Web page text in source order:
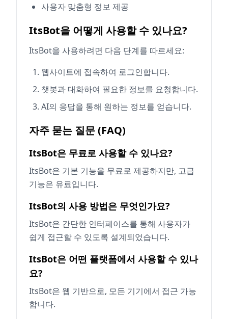
사용자 맞춤형 정보 제공
ItsBot을 어떻게 사용할 수 있나요?
ItsBot을 사용하려면 다음 단계를 따르세요:
웹사이트에 접속하여 로그인합니다.
챗봇과 대화하여 필요한 정보를 요청합니다.
AI의 응답을 통해 원하는 정보를 얻습니다.
자주 묻는 질문 (FAQ)
ItsBot은 무료로 사용할 수 있나요?
ItsBot은 기본 기능을 무료로 제공하지만, 고급
기능은 유료입니다.
ItsBot의 사용 방법은 무엇인가요?
ItsBot은 간단한 인터페이스를 통해 사용자가
쉽게 접근할 수 있도록 설계되었습니다.
ItsBot은 어떤 플랫폼에서 사용할 수 있나
요?
ItsBot은 웹 기반으로, 모든 기기에서 접근 가능
합니다.